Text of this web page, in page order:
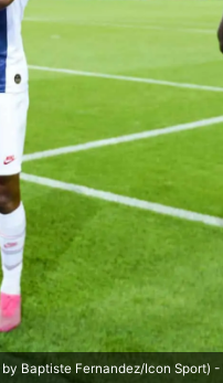
Baptiste Fernandez/Icon Sport)